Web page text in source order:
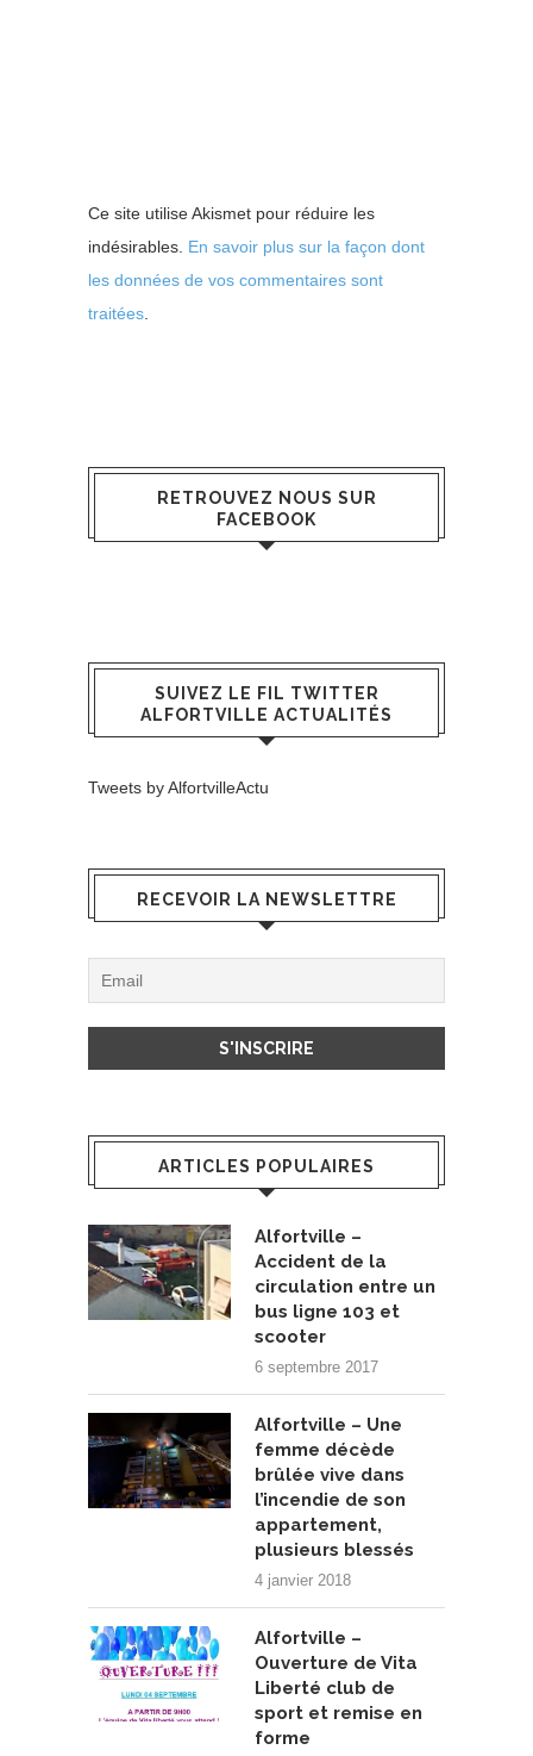
Ce site utilise Akismet pour réduire les
indésirables. En savoir plus sur la façon dont
les données de vos commentaires sont
traitées
RETROUVEZ NOUS SUR
FACEBOOK
SUIVEZ LE FIL TWITTER
ALFORTVILLE ACTUALITÉS
Tweets by AlfortvilleActu
RECEVOIR LA NEWSLETTRE
ARTICLES POPULAIRES
Alfortville –
Accident de la
circulation entre un
bus ligne 103 et
scooter
6 septembre 2017
Alfortville – Une
femme décède
brûlée vive dans
l’incendie de son
appartement,
plusieurs blessés
4 janvier 2018
Alfortville –
Ouverture de Vita
Liberté club de
sport et remise en
forme